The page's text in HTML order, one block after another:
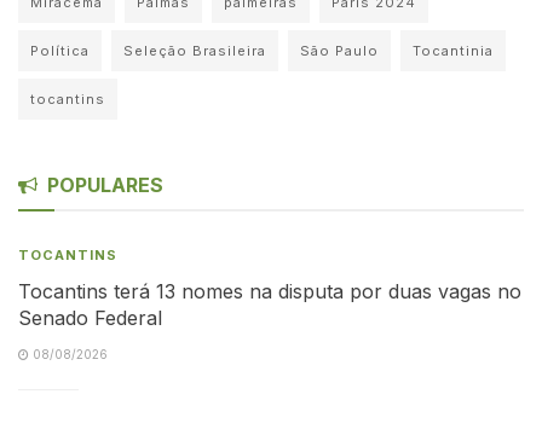
Política Seleção Brasileira São Paulo Tocantinia
tocantins
POPULARES
TOCANTINS
Tocantins terá 13 nomes na disputa por duas vagas no
Senado Federal
08/08/2026